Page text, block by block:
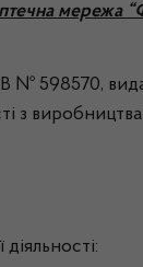
мережа
№ 598570,
з